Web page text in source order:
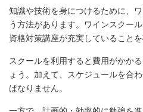
知識や技術を身につけるために、
う方法があります。ワインスクー
資格対策講座が充実していること
スクールを利用すると費用がかか
ょう。加えて、スケジュールを合
ばなりません。